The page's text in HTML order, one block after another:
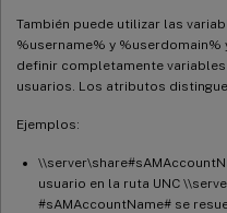
También puede utilizar las
%username% y
definir completamente
usuarios. Los atributos
Ejemplos:
usuario en la ruta UNC
#sAMAccountName# se